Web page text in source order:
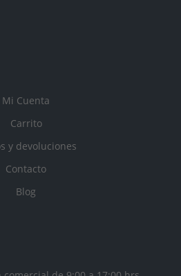
Mi Cuenta
Carrito
y devoluciones
Contacto
Blog